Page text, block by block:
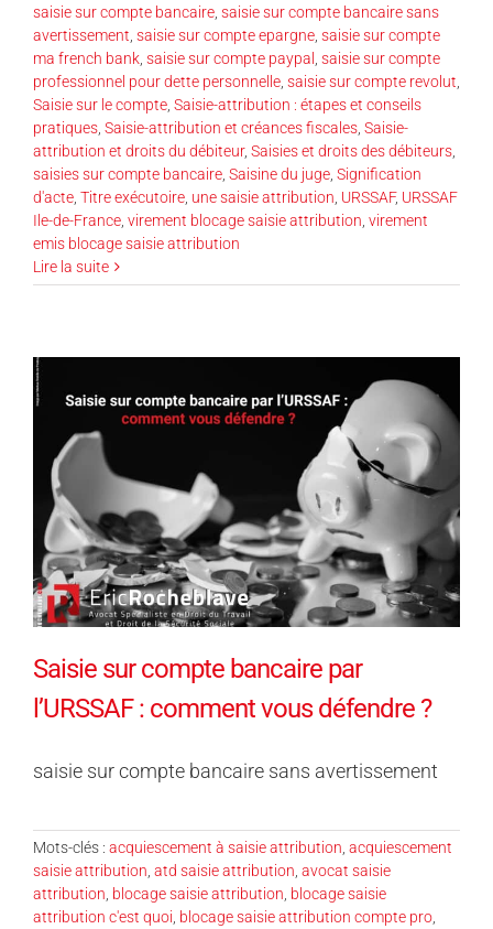
saisie sur compte bancaire, saisie sur compte bancaire sans
avertissement, saisie sur compte epargne, saisie sur compte
ma french bank, saisie sur compte paypal , saisie sur compte
professionnel pour dette personnelle, saisie sur compte revolut,
Saisie sur le compte, Saisie-attribution : étapes et conseils
pratiques, Saisie-attribution et créances fiscales, Saisie-
attribution et droits du débiteur, Saisies et droits des débiteurs,
saisies sur compte bancaire, Saisine du juge, Signification
d'acte, Titre exécutoire, une saisie attribution, URSSAF, URSSAF
Ile-de-France, virement blocage saisie attribution, virement
emis blocage saisie attribution
Lire la suite
Saisie sur compte bancaire par
l’URSSAF : comment vous défendre ?
saisie sur compte bancaire sans avertissement
Mots-clés : acquiescement à saisie attribution acquiescement
saisie attribution atd saisie attribution avocat saisie
attribution blocage saisie attribution blocage saisie
attribution c'est quoi blocage saisie attribution compte pro